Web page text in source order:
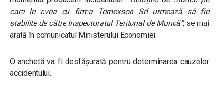
care le avea cu firma Temexson Srl urmează să fie
stabilite de către Inspectoratul Teritorial de Muncă”, se mai
arată în comunicatul Ministerului Economiei.
O anchetă va fi desfășurată pentru determinarea cauzelor
accidentului.